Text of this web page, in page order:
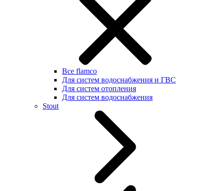
Все flamco
Для систем водоснабжения и ГВС
Для систем отопления
Для систем водоснабжения
Stout